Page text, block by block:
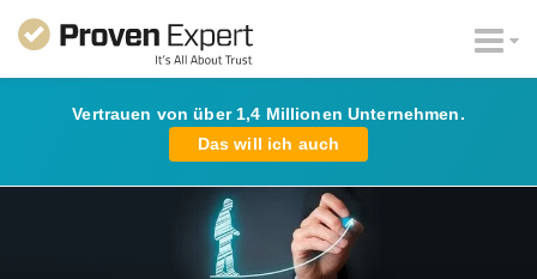
Vertrauen von über 1,4 Millionen Unternehmen.
Das will ich auch